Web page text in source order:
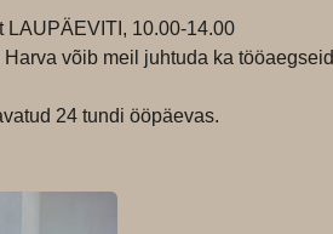
LAUPÄEVITI, 10.00-14.00
võib meil juhtuda ka tööaegseid
24 tundi ööpäevas.